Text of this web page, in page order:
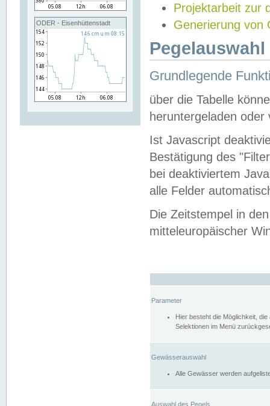
ODER - Eisenhüttenstadt
Projektarbeit zur
Generierung von
Grundlegende
über die Tabelle
heruntergeladen oder
Ist Javascript
Bestätigung des
bei deaktiviertem
alle Felder
Die Zeitstempel in
mitteleuropäischer
Parameter
Hier besteht die Möglichkeit,
Selektionen im Menü
Gewässerauswahl
Alle Gewässer werden
Auswahl des Pegels